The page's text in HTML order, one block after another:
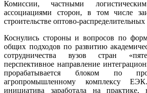
Комиссии, частными
ассоциациями сторон, в том числе
строительстве оптово-
Коснулись стороны и вопросов по
общих подходов по развитию
сотрудничества вузов стран
перспективное направление
прорабатывается блоком по
агропромышленному комплексу
инициатива заработала на